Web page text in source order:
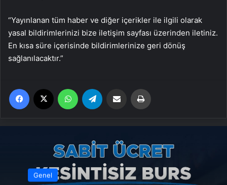
“Yayınlanan tüm haber ve diğer içerikler ile ilgili olarak
yasal bildirimlerinizi bize iletişim sayfası üzerinden iletiniz.
En kısa süre içerisinde bildirimlerinize geri dönüş
sağlanılacaktır.”
Facebook WhatsApp Email'den paylaş
Genel